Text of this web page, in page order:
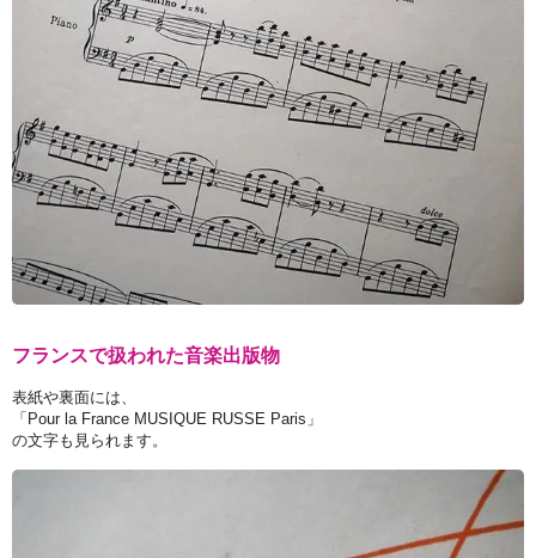
フランスで扱われた音楽出版物
表紙や裏面には、
「Pour la France MUSIQUE RUSSE Paris」
の文字も見られます。